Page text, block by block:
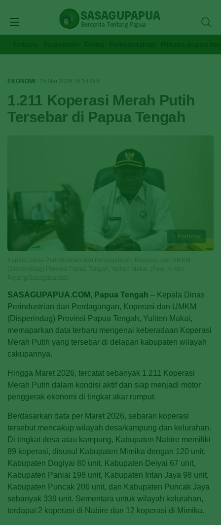
EKONOMI · 25 Mar 2026 16:14 WIT
1.211 Koperasi Merah Putih
Tersebar di Papua Tengah
Perbesar
SASAGUPAPUA.COM, Papua Tengah – Kepala Dinas
Perindustrian dan Perdagangan, Koperasi dan UMKM
(Disperindag) Provinsi Papua Tengah, Yuliten Makai,
memaparkan data terbaru mengenai keberadaan Koperasi
Merah Putih yang tersebar di delapan kabupaten wilayah
cakupannya.
Hingga Maret 2026, tercatat sebanyak 1.211 Koperasi
Merah Putih dalam kondisi aktif dan siap menjadi motor
penggerak ekonomi di tingkat akar rumput.
Berdasarkan data per Maret 2026, sebaran koperasi
tersebut mencakup wilayah desa/kampung dan kelurahan.
Di tingkat desa atau kampung, Kabupaten Nabire memiliki
89 koperasi, disusul Kabupaten Mimika dengan 120 unit,
Kabupaten Dogiyai 80 unit, Kabupaten Deiyai 67 unit,
Kabupaten Paniai 198 unit, Kabupaten Intan Jaya 98 unit,
Kabupaten Puncak 206 unit, dan Kabupaten Puncak Jaya
sebanyak 339 unit. Sementara untuk wilayah kelurahan,
terdapat 2 koperasi di Nabire dan 12 koperasi di Mimika.